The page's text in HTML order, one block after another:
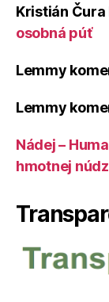
Kristián Čura
osobná púť
Lemmy
Lemmy
Nádej –
hmotnej